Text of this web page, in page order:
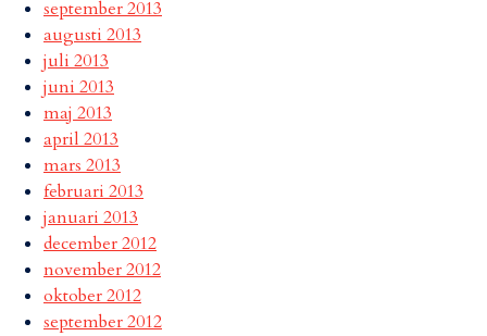
september 2013
augusti 2013
juli 2013
juni 2013
maj 2013
april 2013
mars 2013
februari 2013
januari 2013
december 2012
november 2012
oktober 2012
september 2012